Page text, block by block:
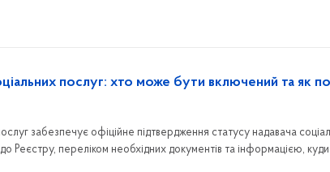
послуг: хто може бути включений та як
забезпечує офіційне підтвердження статусу надавача
Реєстру, переліком необхідних документів та інформацією, куди